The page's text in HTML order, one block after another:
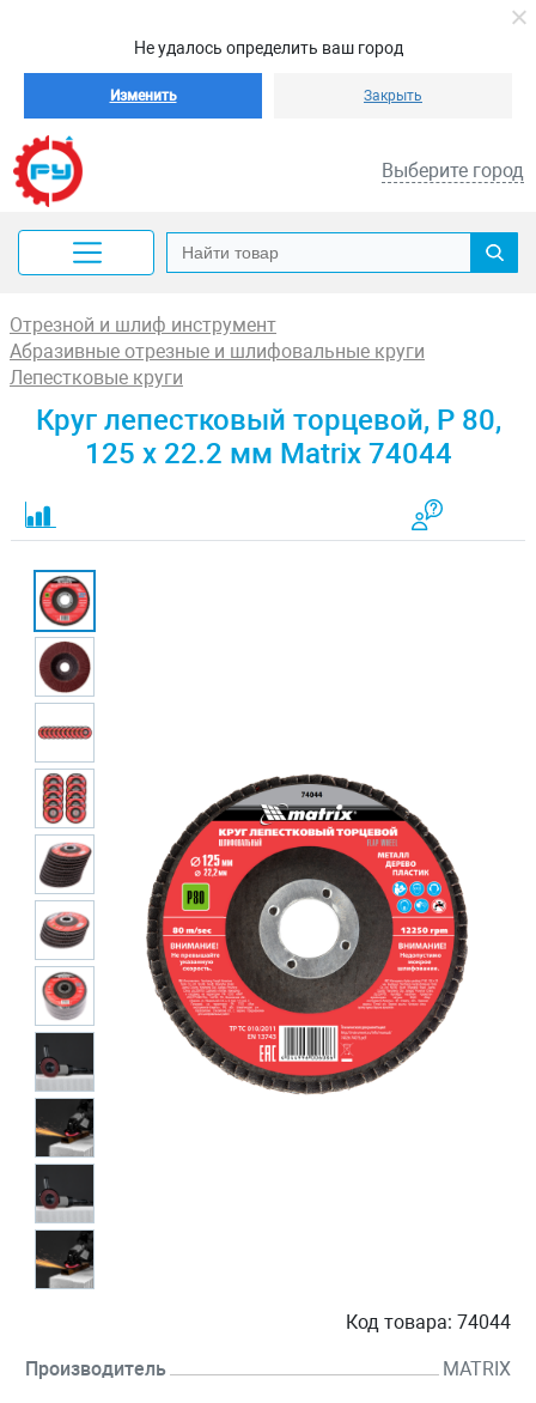
Не удалось определить ваш город
Изменить Закрыть
Выберите город
Отрезной и шлиф инструмент
Абразивные отрезные и шлифовальные круги
Лепестковые круги
Круг лепестковый торцевой, P 80,
125 х 22.2 мм Matrix 74044
Код товара: 74044
Производитель MATRIX